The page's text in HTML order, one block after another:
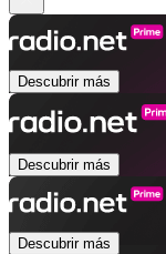
Descubrir más
Descubrir más
Descubrir más